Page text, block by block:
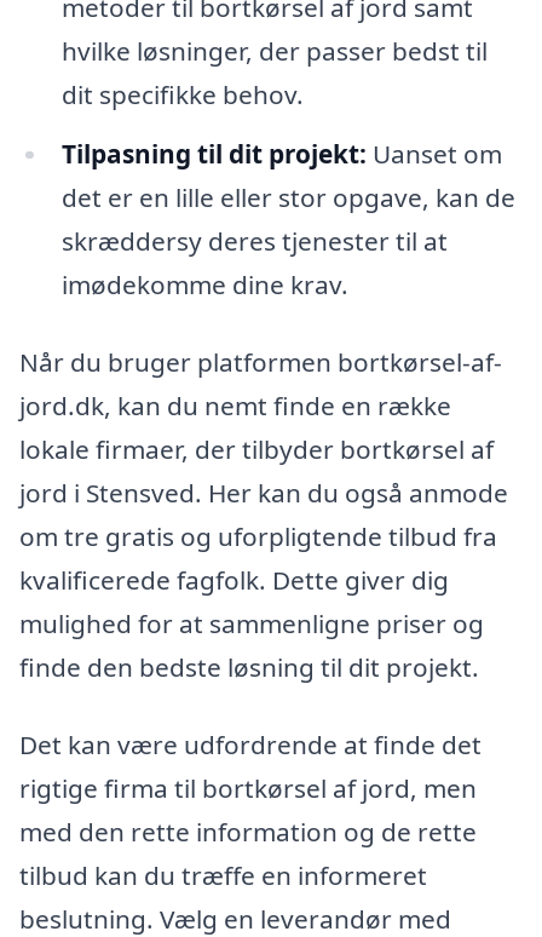
metoder til bortkørsel af jord samt
hvilke løsninger, der passer bedst til
dit specifikke behov.
Tilpasning til dit projekt: Uanset om
det er en lille eller stor opgave, kan de
skræddersy deres tjenester til at
imødekomme dine krav.
Når du bruger platformen bortkørsel-af-
jord.dk, kan du nemt finde en række
lokale firmaer, der tilbyder bortkørsel af
jord i Stensved. Her kan du også anmode
om tre gratis og uforpligtende tilbud fra
kvalificerede fagfolk. Dette giver dig
mulighed for at sammenligne priser og
finde den bedste løsning til dit projekt.
Det kan være udfordrende at finde det
rigtige firma til bortkørsel af jord, men
med den rette information og de rette
tilbud kan du træffe en informeret
beslutning. Vælg en leverandør med